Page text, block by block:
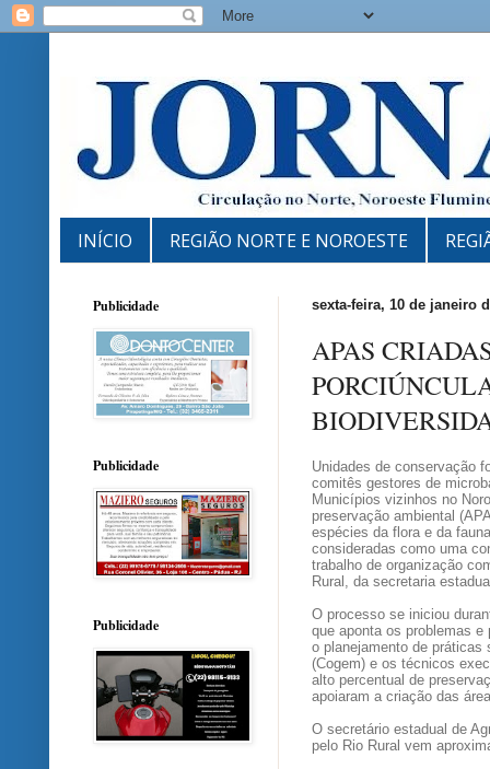
INÍCIO REGIÃO NORTE E NOROESTE
sexta-feira, 10 de janeiro
APAS
Unidades de conservação
comitês gestores de
Municípios vizinhos no
preservação ambiental
espécies da flora e da
consideradas como uma
trabalho de organização
Rural, da secretaria
O processo se iniciou
que aponta os problemas
o planejamento de
(Cogem) e os técnicos
alto percentual de
apoiaram a criação das
O secretário estadual de
pelo Rio Rural vem
Publicidade
Publicidade
Publicidade